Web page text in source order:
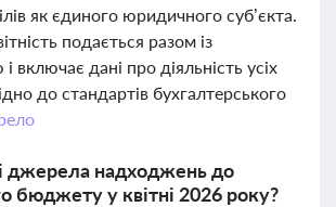
як єдиного юридичного суб’єкта.
подається разом із
включає дані про діяльність усіх
до стандартів бухгалтерського
джерела надходжень до
бюджету у квітні 2026 року?